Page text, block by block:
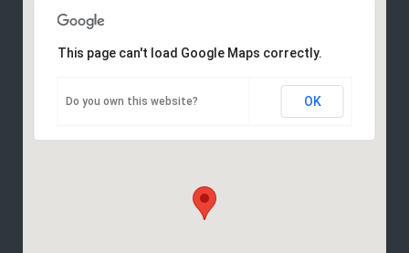
This page can't load Google Maps correctly.
Do you own this website? OK